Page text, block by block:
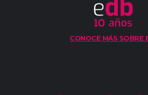
CONOCE MÁS SOBRE